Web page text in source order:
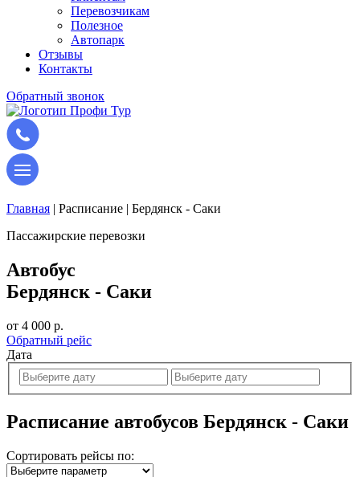
Перевозчикам
Полезное
Автопарк
Отзывы
Контакты
Обратный звонок
Главная | Расписание | Бердянск - Саки
Пассажирские перевозки
Автобус
Бердянск - Саки
от 4 000 р.
Обратный рейс
Дата
Расписание автобусов Бердянск - Саки
Сортировать рейсы по: